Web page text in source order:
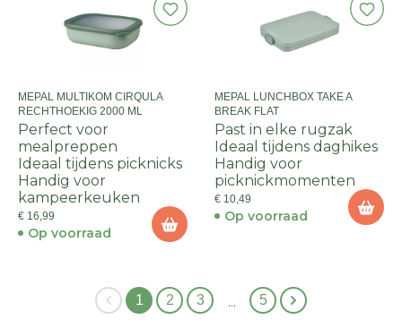
MEPAL MULTIKOM CIRQULA
RECHTHOEKIG 2000 ML
Perfect voor
mealpreppen
Ideaal tijdens picknicks
Handig voor
kampeerkeuken
€ 16,99
Op voorraad
MEPAL LUNCHBOX TAKE A
BREAK FLAT
Past in elke rugzak
Ideaal tijdens daghikes
Handig voor
picknickmomenten
€ 10,49
Op voorraad
1 2 3 … 5